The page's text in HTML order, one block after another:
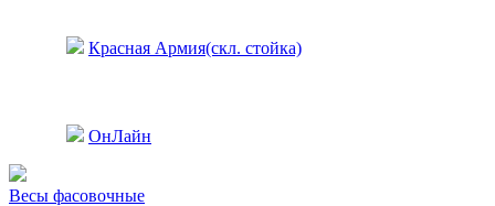
Красная Армия(скл. стойка)
ОнЛайн
Весы фасовочные